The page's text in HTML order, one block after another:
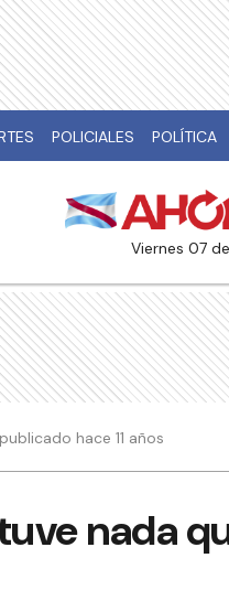
POLICIALES POLÍTICA
viernes 07
hace 11 años
nada